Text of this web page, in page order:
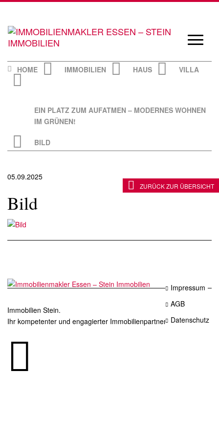
content
öffnen/
HOME
IMMOBILIEN HAUS VILLA
EIN PLATZ ZUM AUFATMEN – MODERNES WOHNEN
IM GRÜNEN!
BILD
05.09.2025
Bild
ZURÜCK ZUR ÜBERSICHT
Immobilien Stein.
Ihr kompetenter und engagierter Immobilienpartner in Essen.
Impressum
AGB
Datenschutz